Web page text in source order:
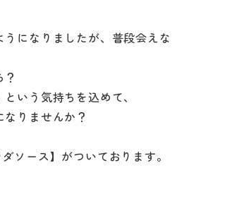
になりましたが、普段会えな
いう気持ちを込めて、
りませんか？
ソース】がついております。